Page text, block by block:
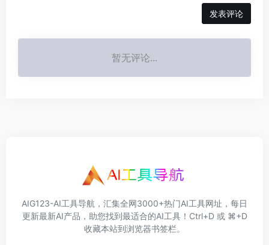
发表评论
暂无评论...
AIG123-AI工具导航，汇集全网3000+热门AI工具网址，每日
更新最新AI产品，助您找到最适合的AI工具！Ctrl+D 或 ⌘+D
收藏本站到浏览器书签栏。